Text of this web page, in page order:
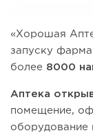
«Хорошая
запуску
более 8000
Аптека
помещение,
оборудование